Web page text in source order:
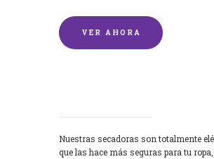
VER AHORA
Nuestras secadoras son totalmente
que las hace más seguras para tu